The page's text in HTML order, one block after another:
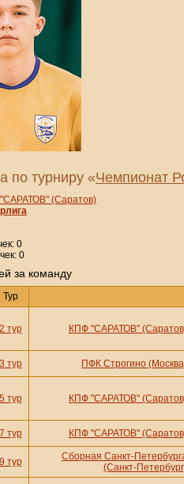
по турниру «Чемпионат
(Саратов)
0
0
за команду
Тур
2 тур КПФ "САРАТОВ"
3 тур ПФК Строгино
5 тур КПФ "САРАТОВ"
7 тур КПФ "САРАТОВ"
9 тур
Сборная Санкт-
(Санкт-